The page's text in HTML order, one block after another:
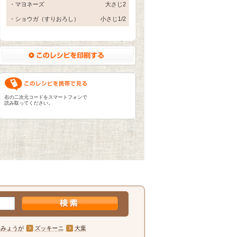
・マヨネーズ 大さじ2
・ショウガ（すりおろし） 小さじ1/2
右の二次元コードをスマートフォンで
読み取ってください。
みょうが ズッキーニ 大葉